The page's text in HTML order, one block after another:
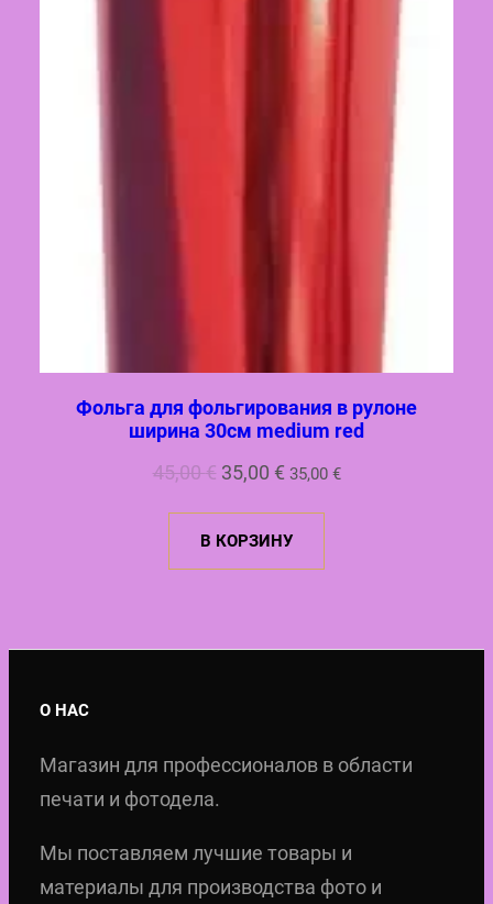
Фольга для фольгирования в рулоне
ширина 30см medium red
45,00€ Первоначальная
составляла
45,00 €.
35,00 €Текущая
35,00 €.
35,00 €
В КОРЗИНУ
О НАС
Магазин для профессионалов в области
печати и фотодела.
Мы поставляем лучшие товары и
материалы для производства фото и